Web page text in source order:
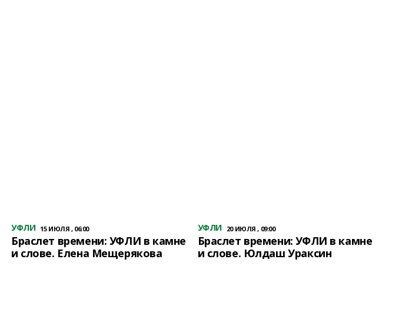
УФЛИ 15 ИЮЛЯ , 06:00
Браслет времени: УФЛИ в камне
и слове. Елена Мещерякова
УФЛИ 20 ИЮЛЯ , 09:00
Браслет времени: УФЛИ в камне
и слове. Юлдаш Ураксин